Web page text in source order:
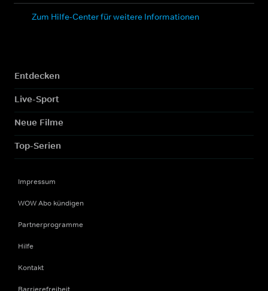
Zum Hilfe-Center für weitere Informationen
Entdecken
Live-Sport
Neue Filme
Top-Serien
Impressum
WOW Abo kündigen
Partnerprogramme
Hilfe
Kontakt